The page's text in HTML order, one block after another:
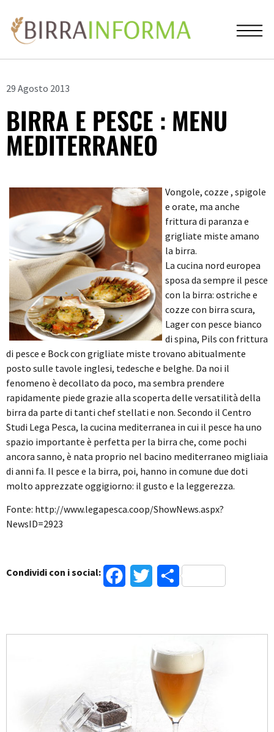
29 Agosto 2013
BIRRA E PESCE : MENU
MEDITERRANEO
Vongole, cozze , spigole
e orate, ma anche
frittura di paranza e
grigliate miste amano
la birra.
La cucina nord europea
sposa da sempre il pesce
con la birra: ostriche e
cozze con birra scura,
Lager con pesce bianco
di spina, Pils con frittura
di pesce e Bock con grigliate miste trovano abitualmente
posto sulle tavole inglesi, tedesche e belghe. Da noi il
fenomeno è decollato da poco, ma sembra prendere
rapidamente piede grazie alla scoperta delle versatilità della
birra da parte di tanti chef stellati e non. Secondo il Centro
Studi Lega Pesca, la cucina mediterranea in cui il pesce ha uno
spazio importante è perfetta per la birra che, come pochi
ancora sanno, è nata proprio nel bacino mediterraneo migliaia
di anni fa. Il pesce e la birra, poi, hanno in comune due doti
molto apprezzate oggigiorno: il gusto e la leggerezza.
Fonte: http://www.legapesca.coop/ShowNews.aspx?
NewsID=2923
Condividi con i social: FacebookTwitterCondividi